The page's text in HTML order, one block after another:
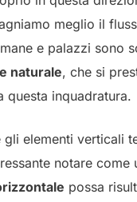
meglio il
e palazzi sono
naturale, che si
questa inquadratura.
gli elementi verticali
notare come
possa